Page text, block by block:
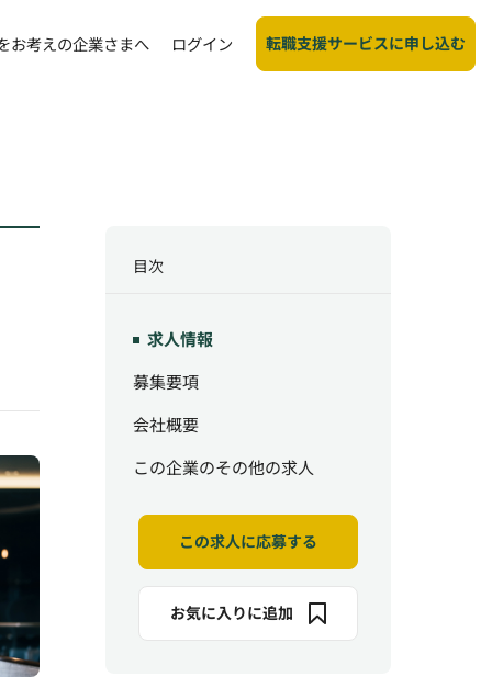
お考えの企業さまへ ログイン 転職支援サービスに申し込む
目次
求人情報
募集要項
会社概要
この企業のその他の求人
この求人に応募する
お気に入りに追加